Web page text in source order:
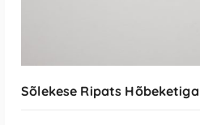
Sõlekese Ripats Hõbeketiga